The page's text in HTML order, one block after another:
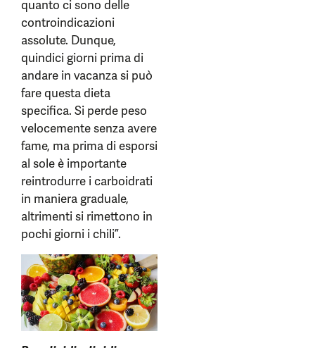
quanto ci sono delle
controindicazioni
assolute. Dunque,
quindici giorni prima di
andare in vacanza si può
fare questa dieta
specifica. Si perde peso
velocemente senza avere
fame, ma prima di esporsi
al sole è importante
reintrodurre i carboidrati
in maniera graduale,
altrimenti si rimettono in
pochi giorni i chili”.